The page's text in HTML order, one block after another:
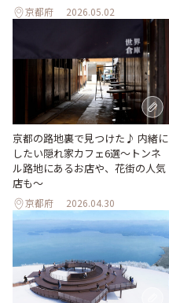
京都府 2026.05.02
京都の路地裏で見つけた♪ 内緒に
したい隠れ家カフェ6選～トンネ
ル路地にあるお店や、花街の人気
店も～
京都府 2026.04.30